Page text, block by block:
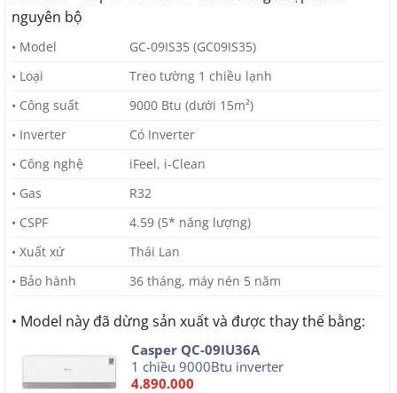
nguyên bộ
• Model
GC-09IS35 (GC09IS35)
• Loại
Treo tường 1 chiều lạnh
• Công suất
9000 Btu (dưới 15m²)
• Inverter
Có Inverter
• Công nghệ
iFeel, i-Clean
• Gas
R32
• CSPF
4.59 (5* năng lượng)
• Xuất xứ
Thái Lan
• Bảo hành
36 tháng, máy nén 5 năm
• Model này đã dừng sản xuất và được thay thế bằng:
Casper QC-09IU36A
1 chiều 9000Btu inverter
4.890.000